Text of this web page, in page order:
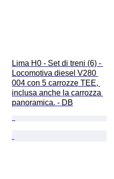
Lima H0 - Set di treni (6) -
Locomotiva diesel V280
004 con 5 carrozze TEE,
inclusa anche la carrozza
panoramica. - DB